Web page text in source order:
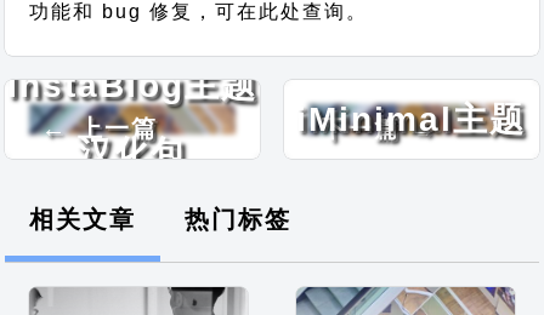
功能和 bug 修复，可在此处查询。
← 上一篇
InstaBlog主题
汉化包
下一篇 →
Shuttle
iMinimal主题
相关文章 热门标签